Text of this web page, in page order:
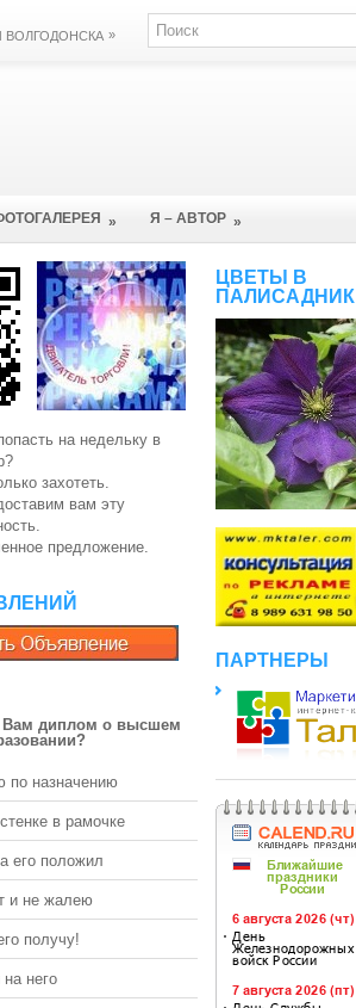
ВОЛГОДОНСКА »
» Я – АВТОР »
на недельку в
захотеть.
вам эту
предложение.
Вам диплом о высшем
по назначению
в рамочке
его положил
и не жалею
получу!
него
ЦВЕТЫ В
ПАЛИСАДНИК
ПАРТНЕРЫ